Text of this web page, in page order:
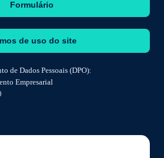
Formulário
de uso do site
de Dados Pessoais (DPO):
Empresarial